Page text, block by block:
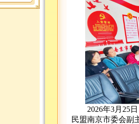
2026年3月25日
民盟南京市委会副